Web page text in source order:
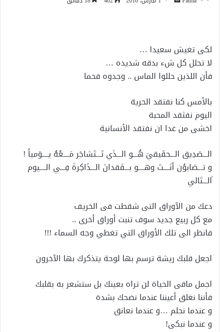
لكى تغيش سعيدا …
لا تحلل كل شء بدقه شديده …
فأن اللذين حللوا الماس .. وجدوه فحما
بالأمس كنا نفتقد الحرية
اليوم نفثقد المحبة
اخشى من غدا ان نفتقد الأنسانية
الـــصَدِيق الـــحقَيقيَ هُـــو الـــذَي تَـــتَشاجَر مَــــعْهُ يــــوَمياً !
و تـــصَابوُن أنَــــتَ وهــــو بـــفَقدانَ الـــذَاكِرةَ فِـــي الــــيوم
َالـــتَالي
دعك من الآوراق التى شقطت فى الخريف
مع كل ربيع جديد سوف تنبت أوراق أخرى ..
فانظر الى تلك الأوراق التي تغطي وجه السماء !!!
اجعل قلبك ريشة ترسم بها لوحة يتذكرك بها الآخرون
اجمل مافى الحياة لن تراه بعينك بل ستشعر به بقلبك
فأننا نغلق أعيننا عندما نضحك بشدة
و عندما نحلم …و عندما نعانق
و عندما نبكى!